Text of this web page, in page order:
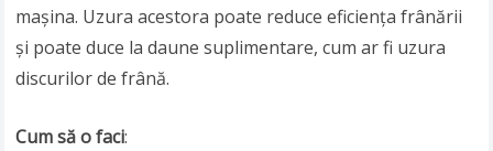
mașina. Uzura acestora poate reduce eficiența frânării
și poate duce la daune suplimentare, cum ar fi uzura
discurilor de frână.
Cum să o faci: